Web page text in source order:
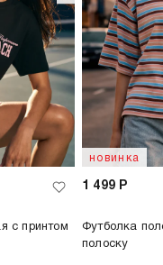
с принтом
новинка
1 499 Р
Футболка
полоску